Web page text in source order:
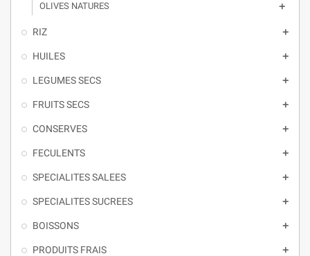
OLIVES NATURES

RIZ 
HUILES 
LEGUMES SECS 
FRUITS SECS 
CONSERVES 
FECULENTS 
SPECIALITES SALEES 
SPECIALITES SUCREES 
BOISSONS 
PRODUITS FRAIS 